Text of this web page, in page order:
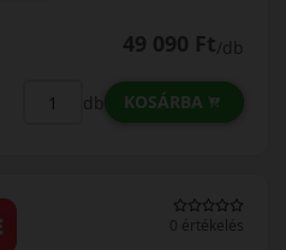
49 090 Ft/db
db KOSÁRBA
0 értékelés